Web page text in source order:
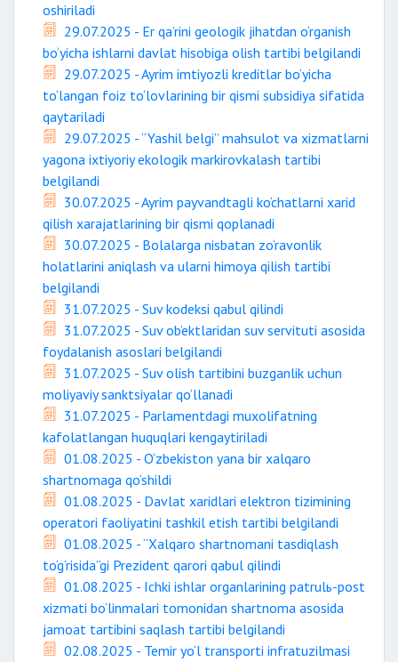
oshiriladi
29.07.2025 - Er qa’rini geologik jihatdan o‘rganish
bo‘yicha ishlarni davlat hisobiga olish tartibi belgilandi
29.07.2025 - Ayrim imtiyozli kreditlar bo‘yicha
to‘langan foiz to‘lovlarining bir qismi subsidiya sifatida
qaytariladi
29.07.2025 - “Yashil belgi” mahsulot va xizmatlarni
yagona ixtiyoriy ekologik markirovkalash tartibi
belgilandi
30.07.2025 - Ayrim payvandtagli ko‘chatlarni xarid
qilish xarajatlarining bir qismi qoplanadi
30.07.2025 - Bolalarga nisbatan zo‘ravonlik
holatlarini aniqlash va ularni himoya qilish tartibi
belgilandi
31.07.2025 - Suv kodeksi qabul qilindi
31.07.2025 - Suv ob’ektlaridan suv servituti asosida
foydalanish asoslari belgilandi
31.07.2025 - Suv olish tartibini buzganlik uchun
moliyaviy sanktsiyalar qo‘llanadi
31.07.2025 - Parlamentdagi muxolifatning
kafolatlangan huquqlari kengaytiriladi
01.08.2025 - O‘zbekiston yana bir xalqaro
shartnomaga qo‘shildi
01.08.2025 - Davlat xaridlari elektron tizimining
operatori faoliyatini tashkil etish tartibi belgilandi
01.08.2025 - “Xalqaro shartnomani tasdiqlash
to‘g‘risida”gi Prezident qarori qabul qilindi
01.08.2025 - Ichki ishlar organlarining patrulь-post
xizmati bo‘linmalari tomonidan shartnoma asosida
jamoat tartibini saqlash tartibi belgilandi
02.08.2025 - Temir yo‘l transporti infratuzilmasi